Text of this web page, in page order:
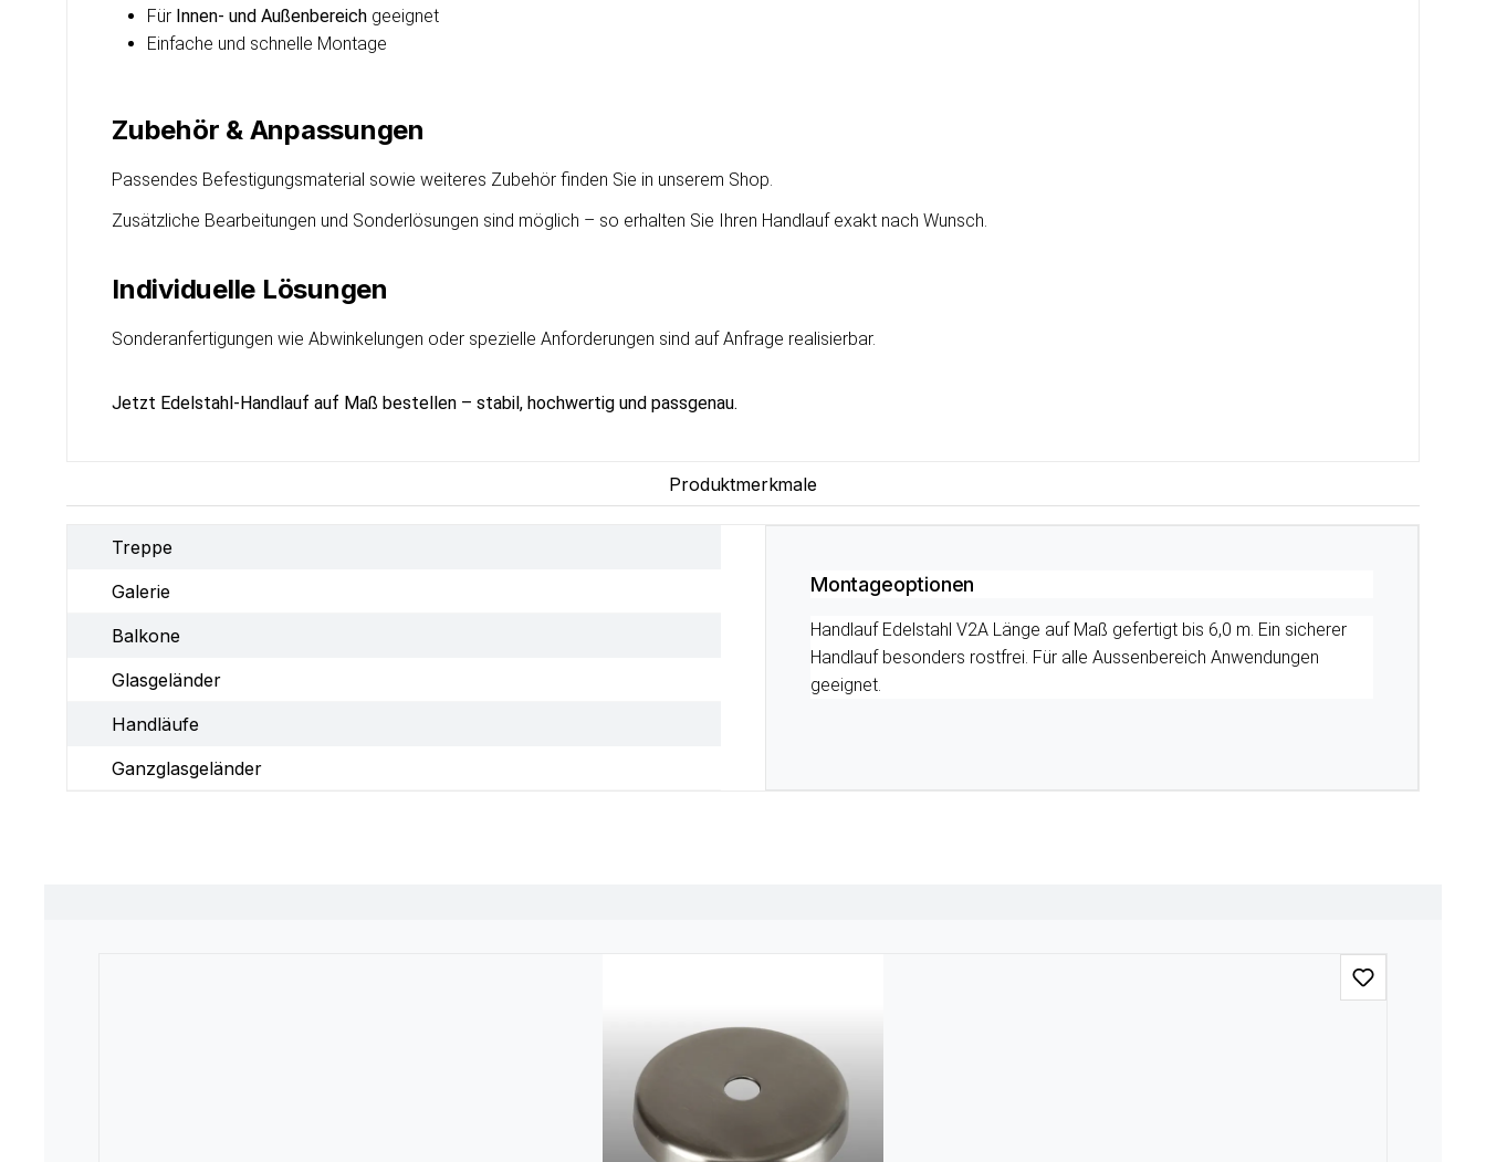
Für Innen- und Außenbereich geeignet
Einfache und schnelle Montage
Zubehör & Anpassungen
Passendes Befestigungsmaterial sowie weiteres Zubehör finden Sie in unserem Shop.
Zusätzliche Bearbeitungen und Sonderlösungen sind möglich – so erhalten Sie Ihren Handlauf exakt nach Wunsch.
Individuelle Lösungen
Sonderanfertigungen wie Abwinkelungen oder spezielle Anforderungen sind auf Anfrage realisierbar.
Jetzt Edelstahl-Handlauf auf Maß bestellen – stabil, hochwertig und passgenau.
Produktmerkmale
Treppe
Galerie
Balkone
Glasgeländer
Handläufe
Ganzglasgeländer
Montageoptionen
Handlauf Edelstahl V2A Länge auf Maß gefertigt bis 6,0 m. Ein sicherer
Handlauf besonders rostfrei. Für alle Aussenbereich Anwendungen
geeignet.